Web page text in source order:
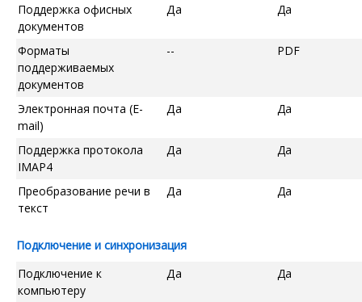
Поддержка офисных
документов
Да Да
Форматы
поддерживаемых
документов
-- PDF
Электронная почта (E-
mail)
Да Да
Поддержка протокола
IMAP4
Да Да
Преобразование речи в
текст
Да Да
Подключение и синхронизация
Подключение к
компьютеру
Да Да